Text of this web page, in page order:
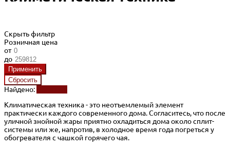
Скрыть фильтр
Розничная цена
от
до
Найдено:
Климатическая техника - это неотъемлемый элемент
практически каждого современного дома. Согласитесь, что после
уличной знойной жары приятно охладиться дома около сплит-
системы или же, напротив, в холодное время года погреться у
обогревателя с чашкой горячего чая.